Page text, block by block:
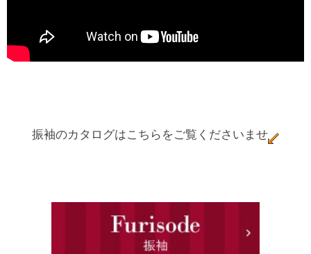
振袖のカタログはこちらをご覧くださいませ